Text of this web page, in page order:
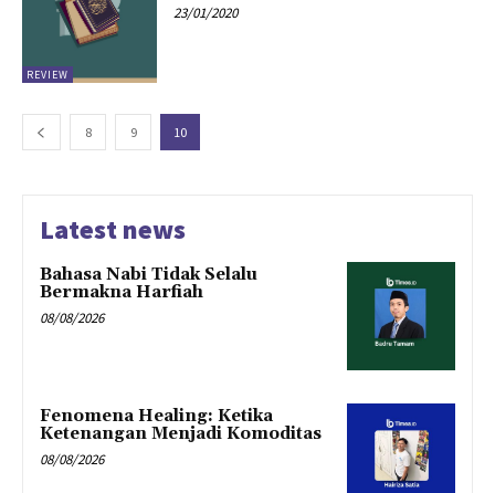
REVIEW
23/01/2020
8 9 10
Latest news
Bahasa Nabi Tidak Selalu
Bermakna Harfiah
08/08/2026
Fenomena Healing: Ketika
Ketenangan Menjadi Komoditas
08/08/2026